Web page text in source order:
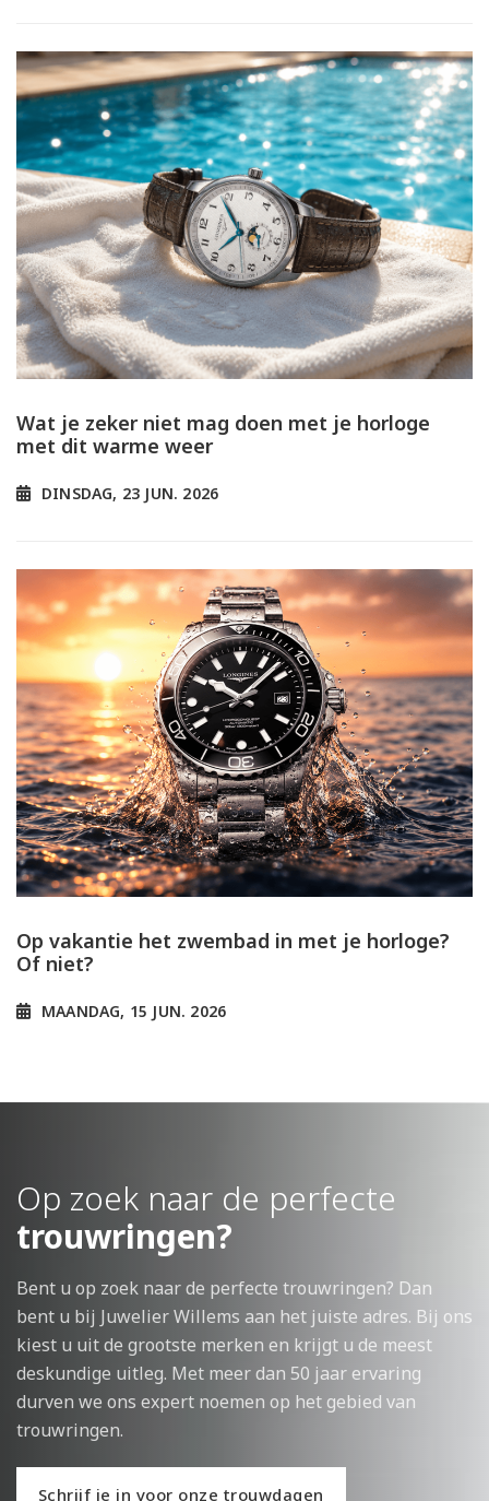
Wat je zeker niet mag doen met je horloge
met dit warme weer
DINSDAG, 23 JUN. 2026
Op vakantie het zwembad in met je horloge?
Of niet?
MAANDAG, 15 JUN. 2026
Op zoek naar de perfecte
trouwringen?
Bent u op zoek naar de perfecte trouwringen? Dan
bent u bij Juwelier Willems aan het juiste adres. Bij ons
kiest u uit de grootste merken en krijgt u de meest
deskundige uitleg. Met meer dan 50 jaar ervaring
durven we ons expert noemen op het gebied van
trouwringen.
Schrijf je in voor onze trouwdagen